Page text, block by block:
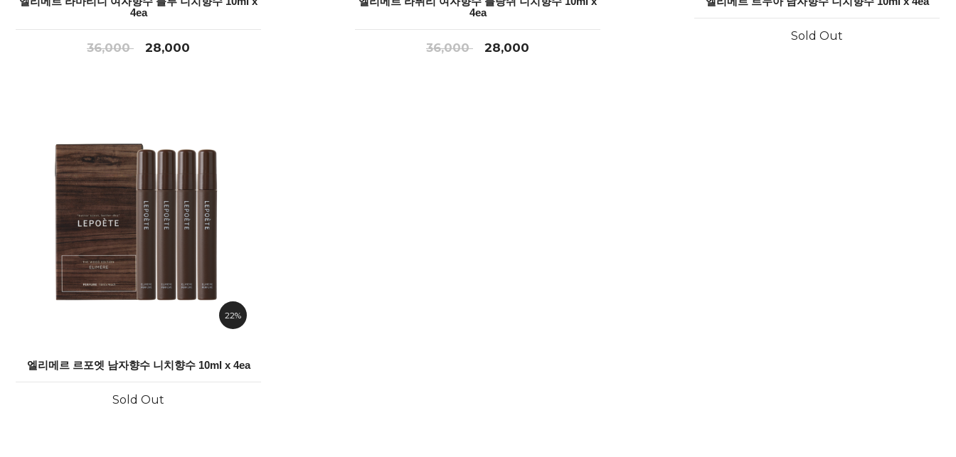
4ea
36,000 28,000
4ea
36,000 28,000
Sold Out
22%
엘리메르 르포엣 남자향수 니치향수 10ml x 4ea
Sold Out